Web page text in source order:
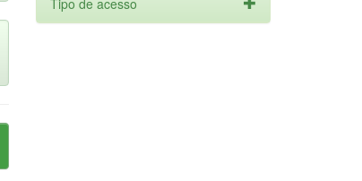
Tipo de acesso